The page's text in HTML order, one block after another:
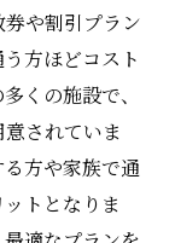
や割引プラン
方ほどコスト
くの施設で、
されていま
方や家族で通
トとなりま